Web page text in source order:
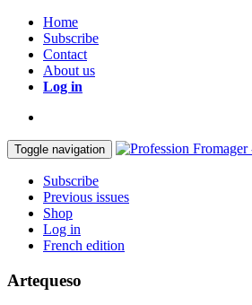
Home
Subscribe
Contact
About us
Log in
Toggle navigation
Subscribe
Previous issues
Shop
Log in
French edition
Artequeso